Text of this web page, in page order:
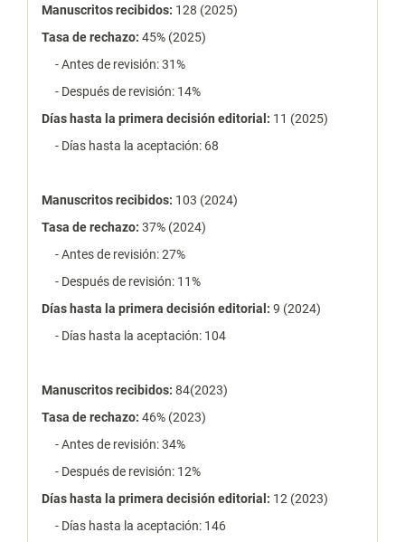
estadísticas
Manuscritos recibidos: 128 (2025)
Tasa de rechazo: 45% (2025)
- Antes de revisión: 31%
- Después de revisión: 14%
Días hasta la primera decisión editorial: 11 (2025)
- Días hasta la aceptación: 68
Manuscritos recibidos: 103 (2024)
Tasa de rechazo: 37% (2024)
- Antes de revisión: 27%
- Después de revisión: 11%
Días hasta la primera decisión editorial: 9 (2024)
- Días hasta la aceptación: 104
Manuscritos recibidos: 84(2023)
Tasa de rechazo: 46% (2023)
- Antes de revisión: 34%
- Después de revisión: 12%
Días hasta la primera decisión editorial: 12 (2023)
- Días hasta la aceptación: 146